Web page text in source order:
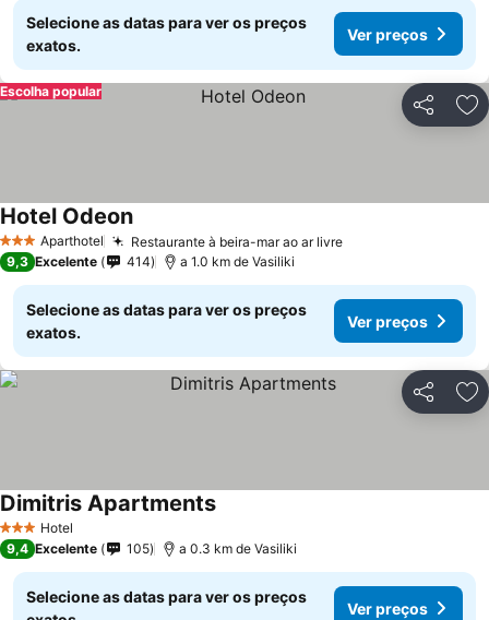
Selecione as datas para ver os preços
exatos.
Ver preços
Partilhar
Escolha popular
3 EstrelasAparthotel Restaurante à beira-mar ao ar livre
Hotel Odeon
9,3 Excelente 414 a 1.0 km de Vasiliki
Selecione as datas para ver os preços
exatos.
Ver preços
Partilhar
3 EstrelasHotel
Dimitris Apartments
9,4 Excelente 105 a 0.3 km de Vasiliki
Selecione as datas para ver os preços
Ver preços